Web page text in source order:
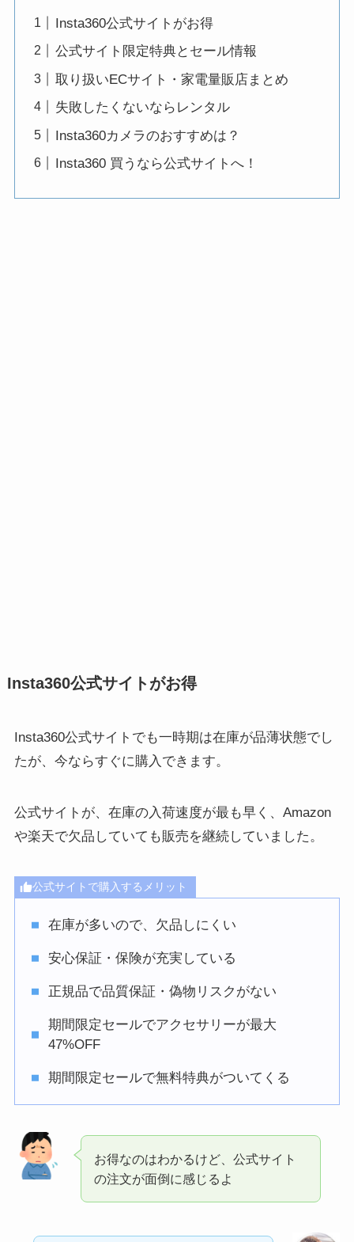
Insta360公式サイトがお得
公式サイト限定特典とセール情報
取り扱いECサイト・家電量販店まとめ
失敗したくないならレンタル
Insta360カメラのおすすめは？
Insta360 買うなら公式サイトへ！
Insta360公式サイトがお得
Insta360公式サイトでも一時期は在庫が品薄状態でし
たが、今ならすぐに購入できます。
公式サイトが、在庫の入荷速度が最も早く、Amazon
や楽天で欠品していても販売を継続していました。
公式サイトで購入するメリット
在庫が多いので、欠品しにくい
安心保証・保険が充実している
正規品で品質保証・偽物リスクがない
期間限定セールでアクセサリーが最大
47%OFF
期間限定セールで無料特典がついてくる
お得なのはわかるけど、公式サイト
の注文が面倒に感じるよ